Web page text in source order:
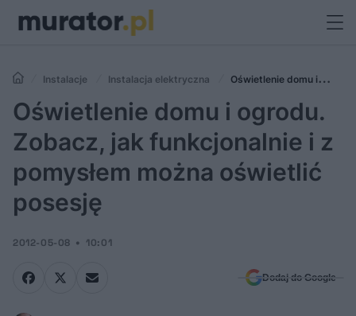
Instalacje Instalacja elektryczna
Oświetlenie domu i
ogrodu. Zobacz, jak funkcjonalnie i z pomysłem można oświetlić
posesję
Oświetlenie domu i ogrodu.
Zobacz, jak funkcjonalnie i z
pomysłem można oświetlić
posesję
2012-05-08 10:01
Dodaj do Google